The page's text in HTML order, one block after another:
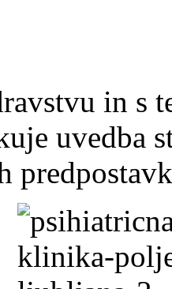
in s
uvedba